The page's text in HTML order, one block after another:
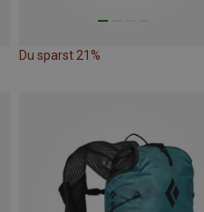
Du sparst 21%